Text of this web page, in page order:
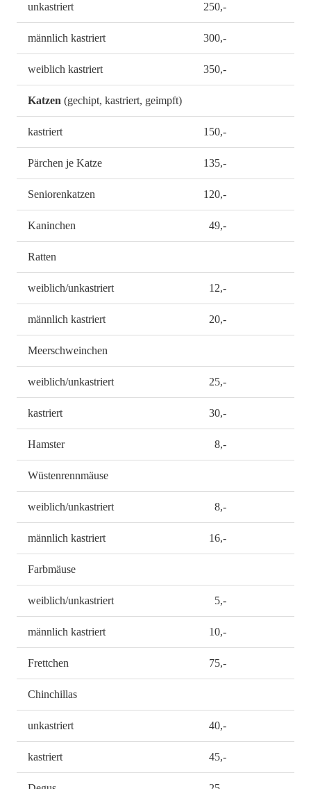
unkastriert 250,-
männlich kastriert 300,-
weiblich kastriert 350,-
Katzen (gechipt, kastriert, geimpft)
kastriert 150,-
Pärchen je Katze 135,-
Seniorenkatzen 120,-
Kaninchen 49,-
Ratten
weiblich/unkastriert 12,-
männlich kastriert 20,-
Meerschweinchen
weiblich/unkastriert 25,-
kastriert 30,-
Hamster 8,-
Wüstenrennmäuse
weiblich/unkastriert 8,-
männlich kastriert 16,-
Farbmäuse
weiblich/unkastriert 5,-
männlich kastriert 10,-
Frettchen 75,-
Chinchillas
unkastriert 40,-
kastriert 45,-